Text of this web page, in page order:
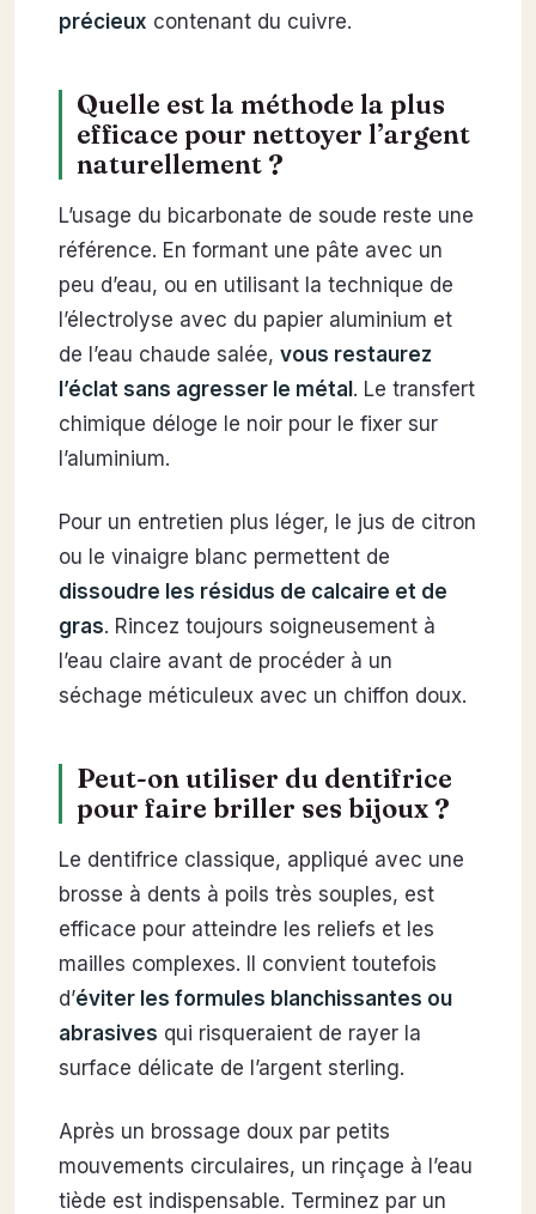
précieux contenant du cuivre.
Quelle est la méthode la plus
efficace pour nettoyer l’argent
naturellement ?
L’usage du bicarbonate de soude reste une
référence. En formant une pâte avec un
peu d’eau, ou en utilisant la technique de
l’électrolyse avec du papier aluminium et
de l’eau chaude salée, vous restaurez
l’éclat sans agresser le métal. Le transfert
chimique déloge le noir pour le fixer sur
l’aluminium.
Pour un entretien plus léger, le jus de citron
ou le vinaigre blanc permettent de
dissoudre les résidus de calcaire et de
gras. Rincez toujours soigneusement à
l’eau claire avant de procéder à un
séchage méticuleux avec un chiffon doux.
Peut-on utiliser du dentifrice
pour faire briller ses bijoux ?
Le dentifrice classique, appliqué avec une
brosse à dents à poils très souples, est
efficace pour atteindre les reliefs et les
mailles complexes. Il convient toutefois
d’éviter les formules blanchissantes ou
abrasives qui risqueraient de rayer la
surface délicate de l’argent sterling.
Après un brossage doux par petits
mouvements circulaires, un rinçage à l’eau
tiède est indispensable. Terminez par un